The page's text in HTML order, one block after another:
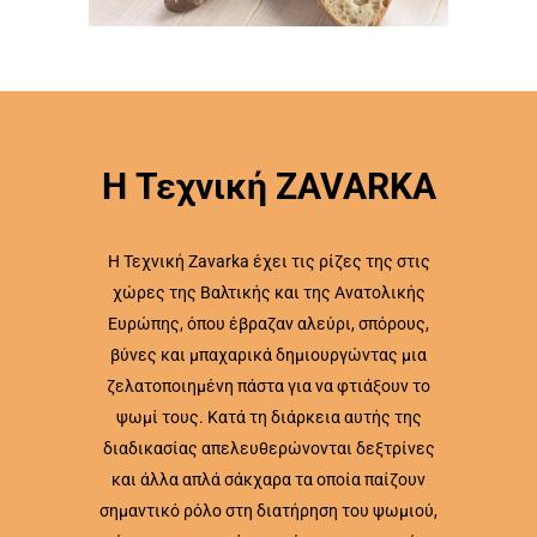
Η Τεχνική ZAVARKA
Η Τεχνική Zavarka έχει τις ρίζες της στις
χώρες της Βαλτικής και της Ανατολικής
Ευρώπης, όπου έβραζαν αλεύρι, σπόρους,
βύνες και μπαχαρικά δημιουργώντας μια
ζελατοποιημένη πάστα για να φτιάξουν το
ψωμί τους. Κατά τη διάρκεια αυτής της
διαδικασίας απελευθερώνονται δεξτρίνες
και άλλα απλά σάκχαρα τα οποία παίζουν
σημαντικό ρόλο στη διατήρηση του ψωμιού,